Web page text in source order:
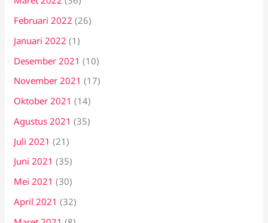
Februari 2022 (26)
Januari 2022 (1)
Desember 2021 (10)
November 2021 (17)
Oktober 2021 (14)
Agustus 2021 (35)
Juli 2021 (21)
Juni 2021 (35)
Mei 2021 (30)
April 2021 (32)